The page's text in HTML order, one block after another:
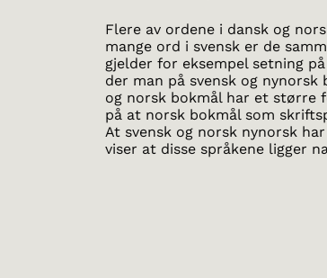
Flere av ordene i dansk og
mange ord i svensk er de
gjelder for eksempel setning
der man på svensk og nynorsk
og norsk bokmål har et større
på at norsk bokmål som
At svensk og norsk nynorsk
viser at disse språkene ligger